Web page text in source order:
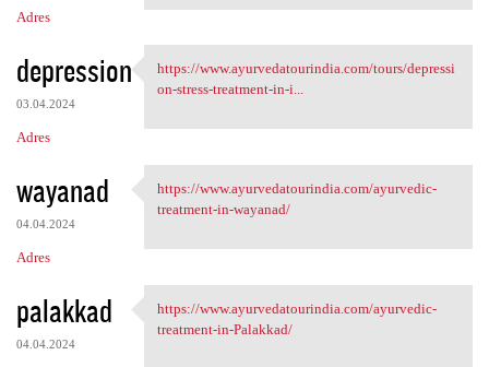
Adres
depression
03.04.2024
Adres
https://www.ayurvedatourindia
https://www.ayurvedatourindia.com/tours/depressi
on-stress-treatment-in-i...
wayanad
04.04.2024
Adres
https://www.ayurvedatourindia
https://www.ayurvedatourindia.com/ayurvedic-
treatment-in-wayanad/
palakkad
04.04.2024
https://www.ayurvedatourindia
https://www.ayurvedatourindia.com/ayurvedic-
treatment-in-Palakkad/